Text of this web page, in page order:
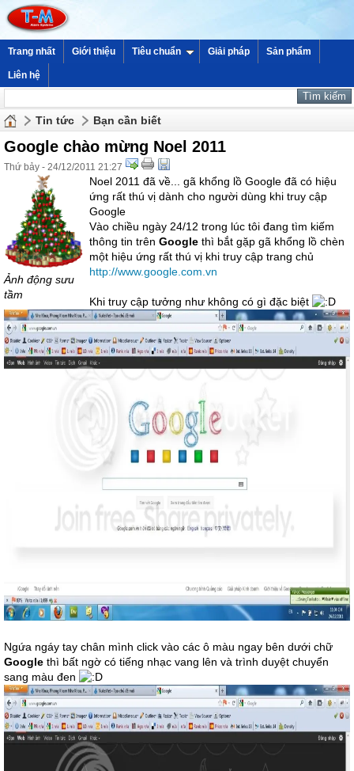
Trang nhất Giới thiệu Tiêu chuẩn Giải pháp Sản phẩm
Liên hệ
Tin tức Bạn cần biết
Google chào mừng Noel 2011
Thứ bảy - 24/12/2011 21:27
Ảnh động sưu
tầm
Noel 2011 đã về... gã khổng lồ Google đã có hiệu
ứng rất thú vị dành cho người dùng khi truy cập
Google
Vào chiều ngày 24/12 trong lúc tôi đang tìm kiếm
thông tin trên Google thì bắt gặp gã khổng lồ chèn
một hiệu ứng rất thú vị khi truy cập trang chủ
http://www.google.com.vn
Khi truy cập tưởng như không có gì đặc biệt
Ngứa ngáy tay chân mình click vào các ô màu ngay bên dưới chữ
Google thì bất ngờ có tiếng nhạc vang lên và trình duyệt chuyển
sang màu đen